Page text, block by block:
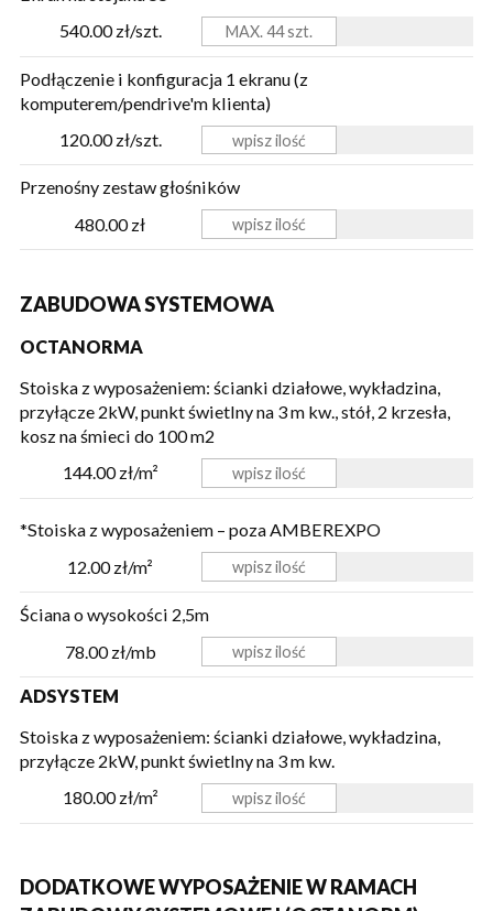
540.00 zł/szt.
Podłączenie i konfiguracja 1 ekranu (z
komputerem/pendrive'm klienta)
120.00 zł/szt.
Przenośny zestaw głośników
480.00 zł
ZABUDOWA SYSTEMOWA
OCTANORMA
Stoiska z wyposażeniem: ścianki działowe, wykładzina,
przyłącze 2kW, punkt świetlny na 3 m kw., stół, 2 krzesła,
kosz na śmieci do 100 m2
144.00 zł/m²
*Stoiska z wyposażeniem – poza AMBEREXPO
12.00 zł/m²
Ściana o wysokości 2,5m
78.00 zł/mb
ADSYSTEM
Stoiska z wyposażeniem: ścianki działowe, wykładzina,
przyłącze 2kW, punkt świetlny na 3 m kw.
180.00 zł/m²
DODATKOWE WYPOSAŻENIE W RAMACH